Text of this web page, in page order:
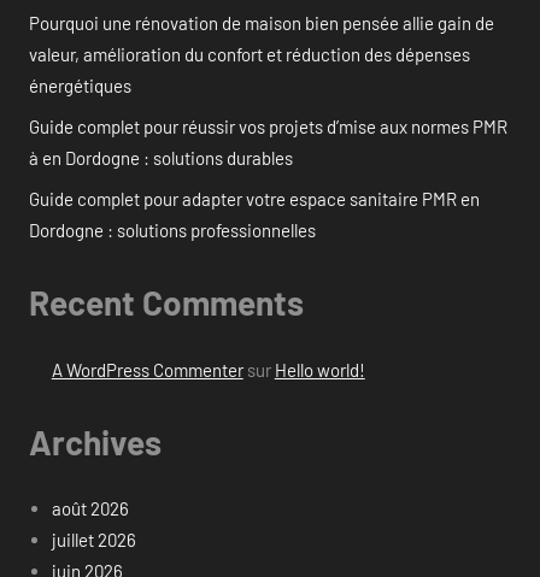
Pourquoi une rénovation de maison bien pensée allie gain de
valeur, amélioration du confort et réduction des dépenses
énergétiques
Guide complet pour réussir vos projets d’mise aux normes PMR
à en Dordogne : solutions durables
Guide complet pour adapter votre espace sanitaire PMR en
Dordogne : solutions professionnelles
Recent Comments
A WordPress Commentersur Hello world!
Archives
août 2026
juillet 2026
juin 2026